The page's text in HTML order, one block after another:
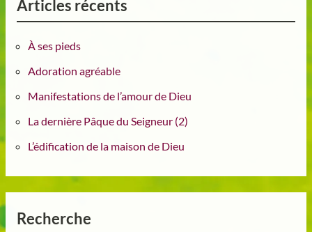
Articles récents
À ses pieds
Adoration agréable
Manifestations de l’amour de Dieu
La dernière Pâque du Seigneur (2)
L’édification de la maison de Dieu
Recherche